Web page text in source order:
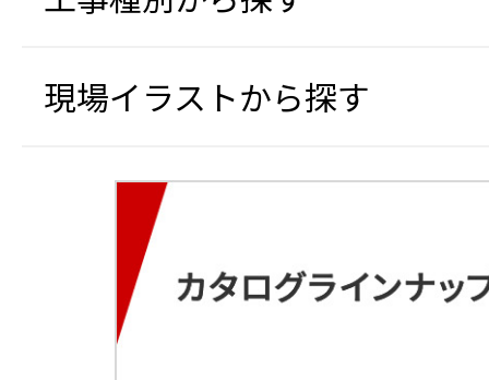
現場イラストから探す